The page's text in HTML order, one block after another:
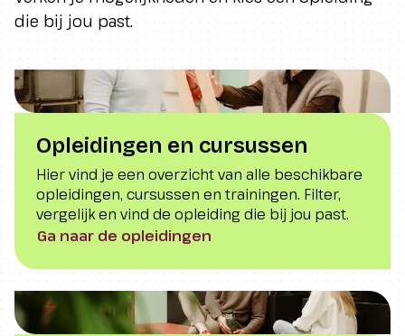
die bij jou past.
Opleidingen en cursussen
Hier vind je een overzicht van alle beschikbare
opleidingen, cursussen en trainingen. Filter,
vergelijk en vind de opleiding die bij jou past.
Ga naar de opleidingen